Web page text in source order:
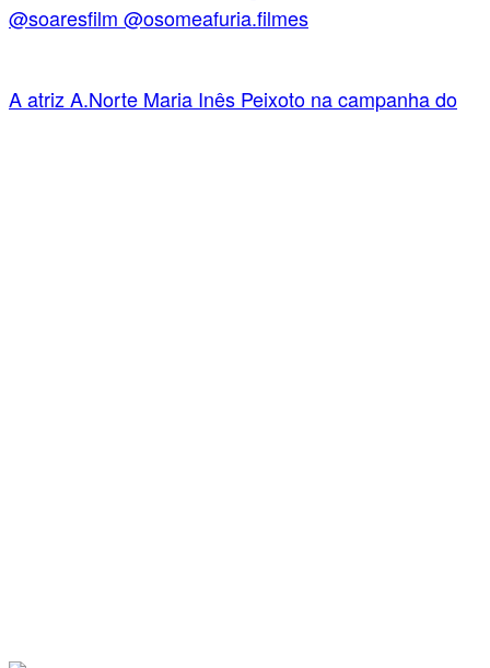
A atriz A.Norte Maria Inês Peixoto na campanha do